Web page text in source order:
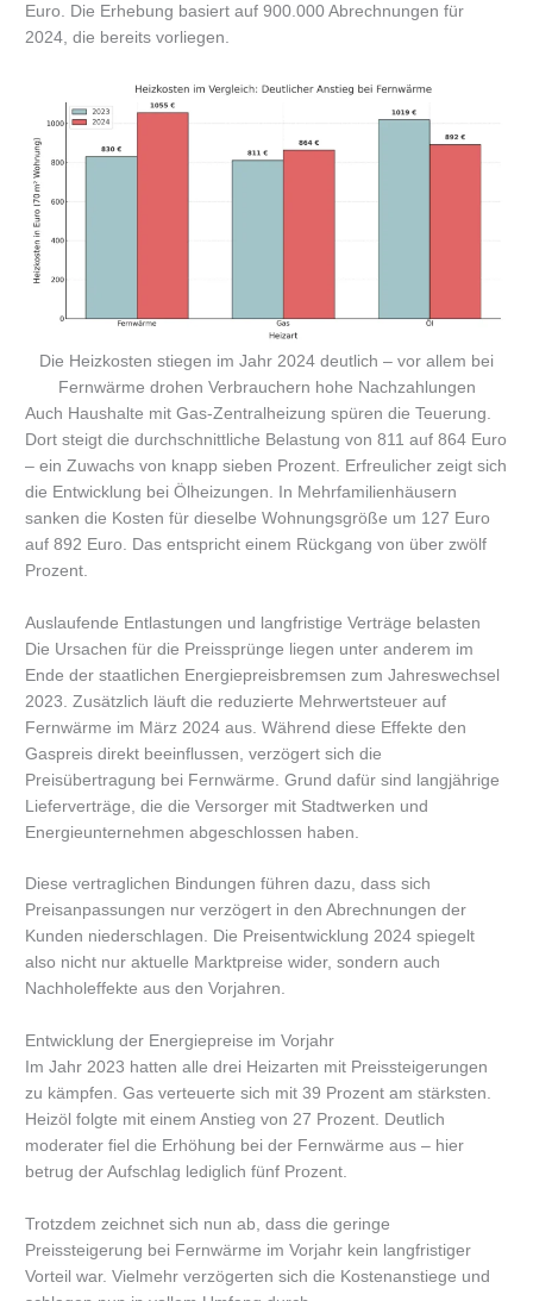
Euro. Die Erhebung basiert auf 900.000 Abrechnungen für
2024, die bereits vorliegen.
Die Heizkosten stiegen im Jahr 2024 deutlich – vor allem bei
Fernwärme drohen Verbrauchern hohe Nachzahlungen
Auch Haushalte mit Gas-Zentralheizung spüren die Teuerung.
Dort steigt die durchschnittliche Belastung von 811 auf 864 Euro
– ein Zuwachs von knapp sieben Prozent. Erfreulicher zeigt sich
die Entwicklung bei Ölheizungen. In Mehrfamilienhäusern
sanken die Kosten für dieselbe Wohnungsgröße um 127 Euro
auf 892 Euro. Das entspricht einem Rückgang von über zwölf
Prozent.
Auslaufende Entlastungen und langfristige Verträge belasten
Die Ursachen für die Preissprünge liegen unter anderem im
Ende der staatlichen Energiepreisbremsen zum Jahreswechsel
2023. Zusätzlich läuft die reduzierte Mehrwertsteuer auf
Fernwärme im März 2024 aus. Während diese Effekte den
Gaspreis direkt beeinflussen, verzögert sich die
Preisübertragung bei Fernwärme. Grund dafür sind langjährige
Lieferverträge, die die Versorger mit Stadtwerken und
Energieunternehmen abgeschlossen haben.
Diese vertraglichen Bindungen führen dazu, dass sich
Preisanpassungen nur verzögert in den Abrechnungen der
Kunden niederschlagen. Die Preisentwicklung 2024 spiegelt
also nicht nur aktuelle Marktpreise wider, sondern auch
Nachholeffekte aus den Vorjahren.
Entwicklung der Energiepreise im Vorjahr
Im Jahr 2023 hatten alle drei Heizarten mit Preissteigerungen
zu kämpfen. Gas verteuerte sich mit 39 Prozent am stärksten.
Heizöl folgte mit einem Anstieg von 27 Prozent. Deutlich
moderater fiel die Erhöhung bei der Fernwärme aus – hier
betrug der Aufschlag lediglich fünf Prozent.
Trotzdem zeichnet sich nun ab, dass die geringe
Preissteigerung bei Fernwärme im Vorjahr kein langfristiger
Vorteil war. Vielmehr verzögerten sich die Kostenanstiege und